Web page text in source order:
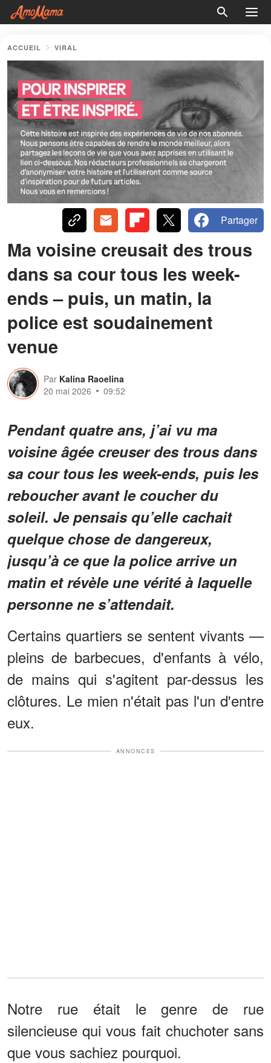
ACCUEIL VIRAL
Partager
Ma voisine creusait des trous
dans sa cour tous les week-
ends – puis, un matin, la
police est soudainement
venue
Par Kalina Raoelina
20 mai 2026
09:52
Pendant quatre ans, j’ai vu ma
voisine âgée creuser des trous dans
sa cour tous les week-ends, puis les
reboucher avant le coucher du
soleil. Je pensais qu’elle cachait
quelque chose de dangereux,
jusqu’à ce que la police arrive un
matin et révèle une vérité à laquelle
personne ne s’attendait.
Certains quartiers se sentent vivants —
pleins de barbecues, d'enfants à vélo,
de mains qui s'agitent par-dessus les
clôtures. Le mien n'était pas l'un d'entre
eux.
ANNONCES
Notre rue était le genre de rue
silencieuse qui vous fait chuchoter sans
que vous sachiez pourquoi.